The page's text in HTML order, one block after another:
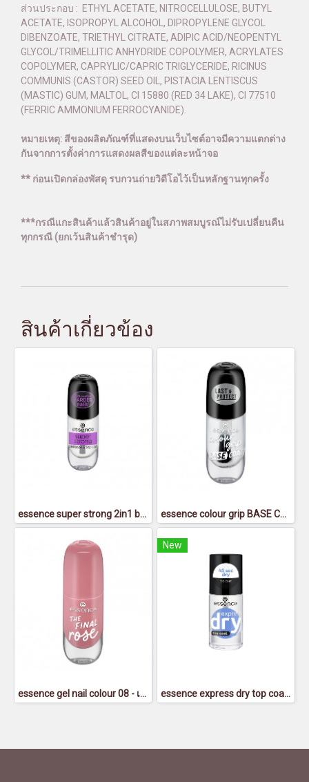
ส่วนประกอบ : ETHYL ACETATE, NITROCELLULOSE, BUTYL
ACETATE, ISOPROPYL ALCOHOL, DIPROPYLENE GLYCOL
DIBENZOATE, TRIETHYL CITRATE, ADIPIC ACID/NEOPENTYL
GLYCOL/TRIMELLITIC ANHYDRIDE COPOLYMER, ACRYLATES
COPOLYMER, CAPRYLIC/CAPRIC TRIGLYCERIDE, RICINUS
COMMUNIS (CASTOR) SEED OIL, PISTACIA LENTISCUS
(MASTIC) GUM, MALTOL, CI 15880 (RED 34 LAKE), CI 77510
(FERRIC AMMONIUM FERROCYANIDE).
หมายเหตุ: สีของผลิตภัณฑ์ที่แสดงบนเว็บไซต์อาจมีความแตกต่าง
กันจากการตั้งค่าการแสดงผลสีของแต่ละหน้าจอ
** ก่อนเปิดกล่องพัสดุ รบกวนถ่ายวิดีโอไว้เป็นหลักฐานทุกครั้ง
***กรณีแกะสินค้าแล้วสินค้าอยู่ในสภาพสมบูรณ์ไม่รับเปลี่ยนคืน
ทุกกรณี (ยกเว้นสินค้าชำรุด)
สินค้าเกี่ยวข้อง
essence super strong 2in1 base & top coat - เอสเซนส์ซูเปอร์สตรอง2อิน1เบสแอนด์ท็อปโค้ท essence colour grip BASE COAT - เอสเซนส์คัลเลอร์กริ๊ปเบสโค้ท
essence gel nail colour 08 - เอสเซนส์เจลเนลคัลเลอร์ 08
New
essence express dry top coat - เอสเซนส์เอ็กซ์เพรสดรายท็อปโค้ท